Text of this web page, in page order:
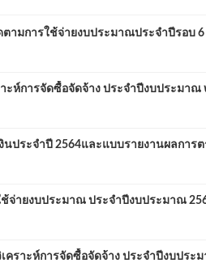
ามการใช้จ่ายงบประมาณประจำปีรอบ 6
ะห์การจัดซื้อจัดจ้าง ประจำปีงบประมา
นประจำปี 2564และแบบรายงานผลการ
จ่ายงบประมาณ ประจำปีงบประมาณ
คราะห์การจัดซื้อจัดจ้าง ประจำปีงบประ